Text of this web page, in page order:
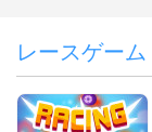
レースゲーム